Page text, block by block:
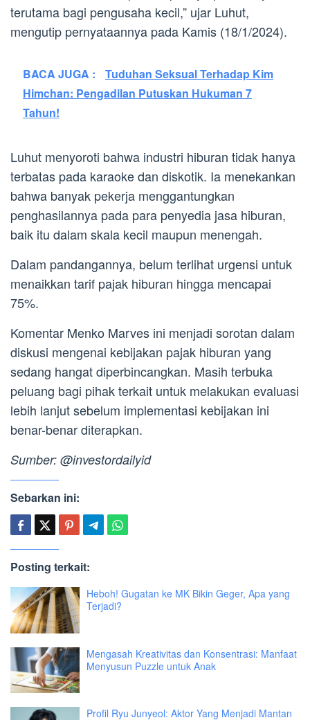
terutama bagi pengusaha kecil,” ujar Luhut,
mengutip pernyataannya pada Kamis (18/1/2024).
BACA JUGA :
Tuduhan Seksual Terhadap Kim
Himchan: Pengadilan Putuskan Hukuman 7
Tahun!
Luhut menyoroti bahwa industri hiburan tidak hanya
terbatas pada karaoke dan diskotik. Ia menekankan
bahwa banyak pekerja menggantungkan
penghasilannya pada para penyedia jasa hiburan,
baik itu dalam skala kecil maupun menengah.
Dalam pandangannya, belum terlihat urgensi untuk
menaikkan tarif pajak hiburan hingga mencapai
75%.
Komentar Menko Marves ini menjadi sorotan dalam
diskusi mengenai kebijakan pajak hiburan yang
sedang hangat diperbincangkan. Masih terbuka
peluang bagi pihak terkait untuk melakukan evaluasi
lebih lanjut sebelum implementasi kebijakan ini
benar-benar diterapkan.
Sumber: @investordailyid
Sebarkan ini:
Posting terkait:
Heboh! Gugatan ke MK Bikin Geger, Apa yang
Terjadi?
Mengasah Kreativitas dan Konsentrasi: Manfaat
Menyusun Puzzle untuk Anak
Profil Ryu Junyeol: Aktor Yang Menjadi Mantan